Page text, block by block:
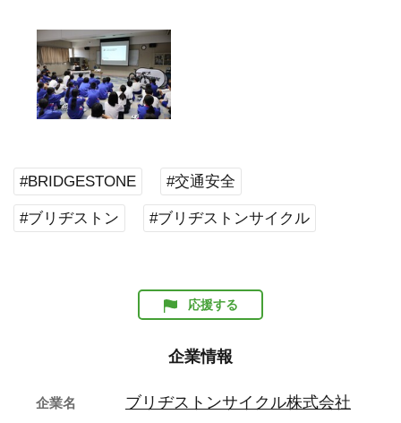
#BRIDGESTONE #交通安全
#ブリヂストン #ブリヂストンサイクル
応援する
企業情報
企業名 ブリヂストンサイクル株式会社